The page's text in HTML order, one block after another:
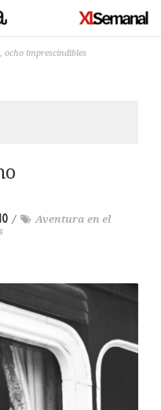
ocho imprescindibles
/
Aventura en el